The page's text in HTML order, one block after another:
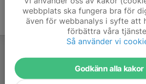
webbplats ska fungera bra för
även för webbanalys i syfte att
förbättra våra
Så använder vi
Godkänn alla kakor